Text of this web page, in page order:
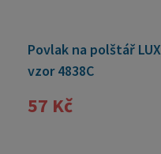
Povlak na polštář
vzor 4838C
57 Kč